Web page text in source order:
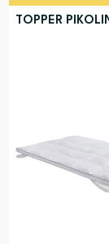
TOPPER